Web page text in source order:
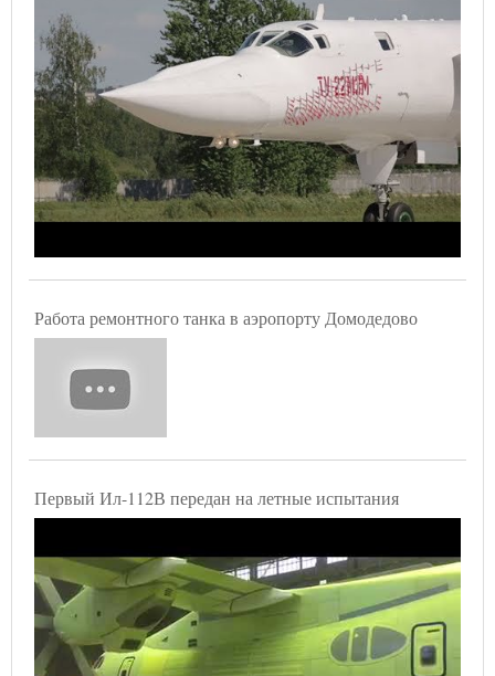
Работа ремонтного танка в аэропорту Домодедово
Первый Ил-112В передан на летные испытания